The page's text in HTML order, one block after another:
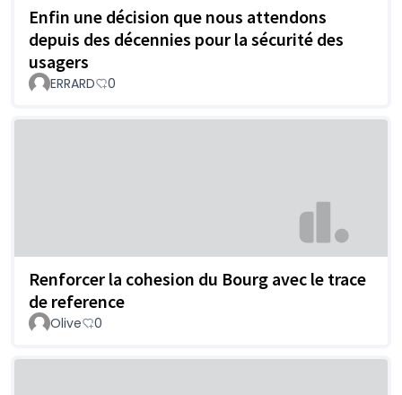
Enfin une décision que nous attendons
depuis des décennies pour la sécurité des
usagers
ERRARD 0
Renforcer la cohesion du Bourg avec le trace
de reference
Olive 0